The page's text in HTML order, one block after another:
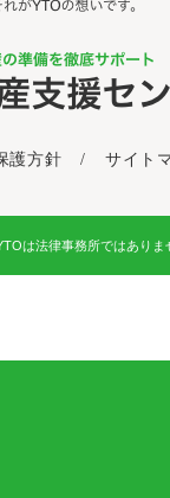
護方針 / サイト
は法律事務所ではありま